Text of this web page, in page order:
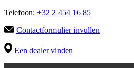
Telefoon: +32 2 454 16 85
Contactformulier invullen
Een dealer vinden